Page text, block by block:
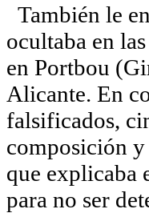
También le
ocultaba en
en Portbou
Alicante. En
falsificados,
composición
que explicaba
para no ser